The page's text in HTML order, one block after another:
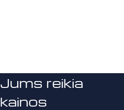
Jums reikia
kainos